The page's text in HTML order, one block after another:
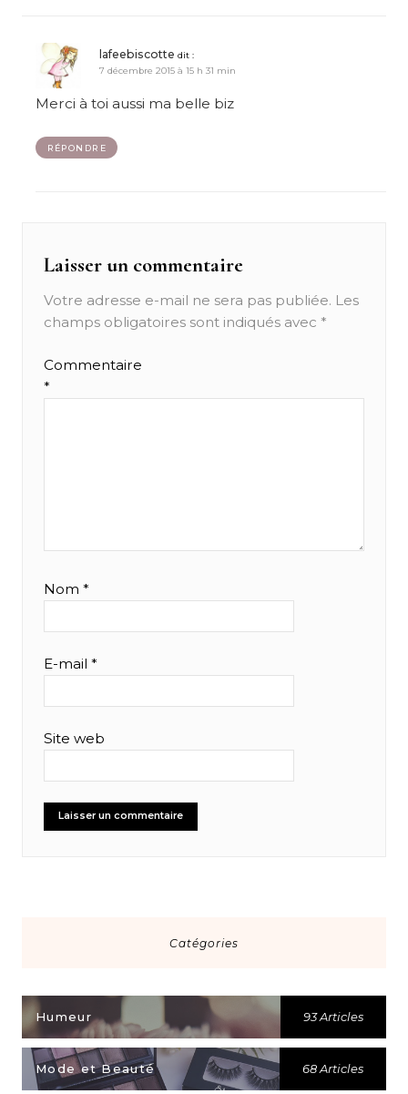
lafeebiscotte dit :
7 décembre 2015 à 15 h 31 min
Merci à toi aussi ma belle biz
RÉPONDRE
Laisser un commentaire
Votre adresse e-mail ne sera pas publiée. Les
champs obligatoires sont indiqués avec *
Commentaire
*
Nom *
E-mail *
Site web
Catégories
Humeur 93 Articles
Mode et Beauté 68 Articles